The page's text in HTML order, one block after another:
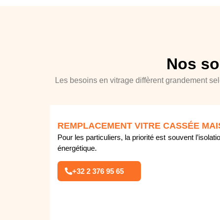
Nos
Les besoins en vitrage diffèrent grandement
REMPLACEMENT VITRE CASSÉE
Pour les particuliers, la priorité est souvent
énergétique.
+32 2 376 95 65